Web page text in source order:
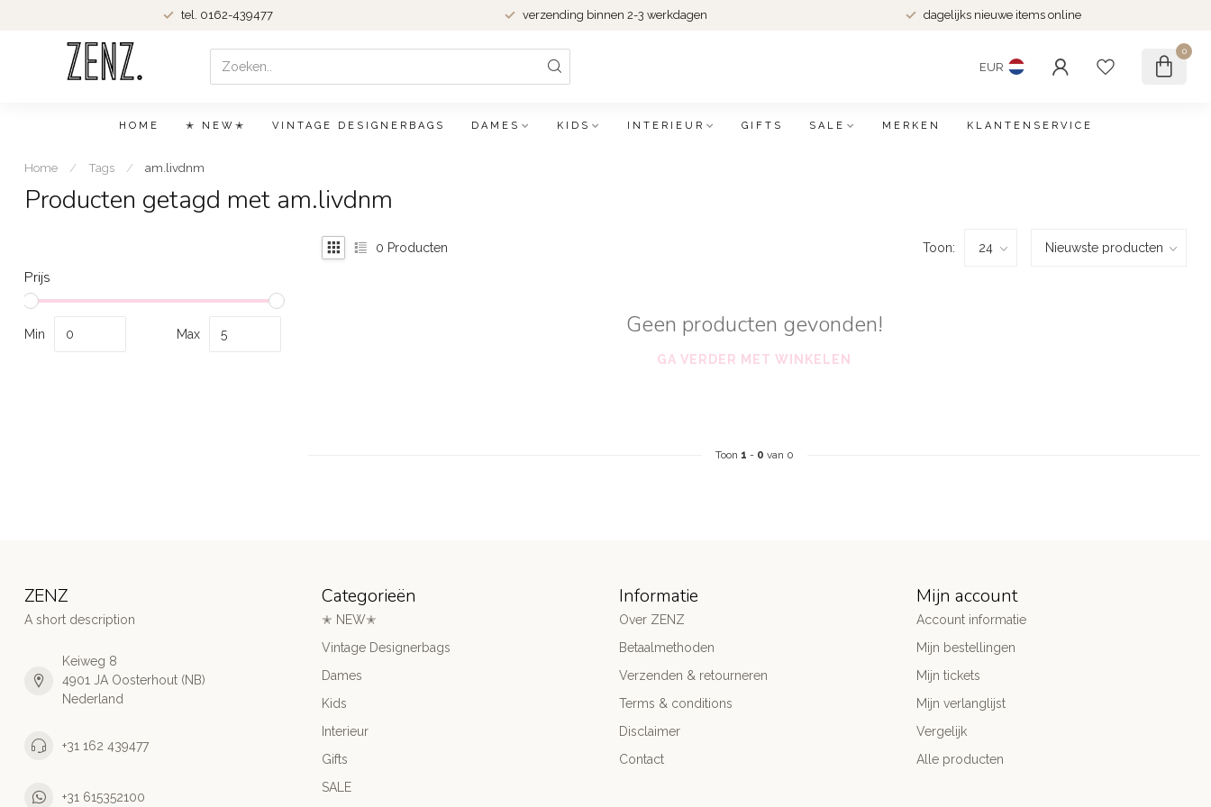
tel. 0162-439477 verzending binnen 2-3 werkdagen dagelijks nieuwe items online
EUR
0
HOME ✭ NEW✭ VINTAGE DESIGNERBAGS DAMES KIDS INTERIEUR GIFTS SALE MERKEN KLANTENSERVICE
Home / Tags / am.livdnm
Producten getagd met am.livdnm
Prijs
Min Max
0 Producten Toon:
Geen producten gevonden!
GA VERDER MET WINKELEN
Toon 1 - 0 van 0
ZENZ
A short description
Keiweg 8
4901 JA Oosterhout (NB)
Nederland
+31 162 439477
+31 615352100
Categorieën
✭ NEW✭
Vintage Designerbags
Dames
Kids
Interieur
Gifts
SALE
Informatie
Over ZENZ
Betaalmethoden
Verzenden & retourneren
Terms & conditions
Disclaimer
Contact
Mijn account
Account informatie
Mijn bestellingen
Mijn tickets
Mijn verlanglijst
Vergelijk
Alle producten